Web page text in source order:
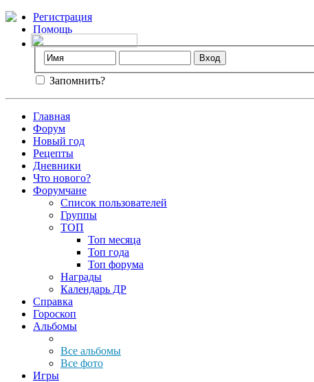
Регистрация
Помощь
Запомнить?
Главная
Форум
Новый год
Рецепты
Дневники
Что нового?
Форумчане
Список пользователей
Группы
ТОП
Топ месяца
Топ года
Топ форума
Награды
Календарь ДР
Справка
Гороскоп
Альбомы
Все альбомы
Все фото
Игры